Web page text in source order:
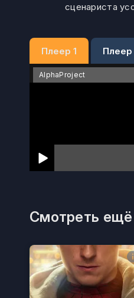
сценариста
Плеер 1 Плеер
AlphaProject
Смотреть